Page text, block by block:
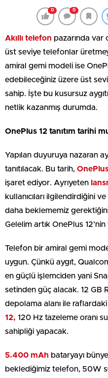
0 0
Akıllı telefon pazarında var
üst seviye telefonlar
amiral gemi modeli ise
edebileceğiniz üzere üst
sahip. İşte bu kusursuz
netlik kazanmış durumda.
OnePlus 12 tanıtım tarihi
Yapılan duyuruya nazaran
tanıtılacak. Bu tarih,
işaret ediyor. Ayrıyeten
kullanıcıları ilgilendirdiğini
daha beklememiz
Gelelim artık OnePlus
Telefon bir amiral gemi
uygun. Çünkü aygıt,
en güçlü işlemciden yani
setinden güç alacak. 12 GB
depolama alanı ile
12, 120 Hz tazeleme oranı
sahipliği yapacak.
5.400 mAh bataryayı
beklediğimiz telefon, 50W